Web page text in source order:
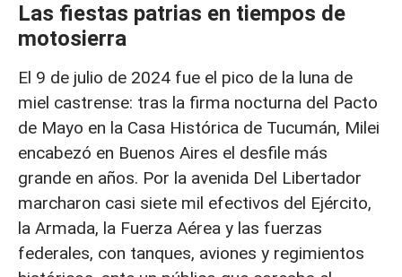
Las fiestas patrias en tiempos de
motosierra
El 9 de julio de 2024 fue el pico de la luna de
miel castrense: tras la firma nocturna del Pacto
de Mayo en la Casa Histórica de Tucumán, Milei
encabezó en Buenos Aires el desfile más
grande en años. Por la avenida Del Libertador
marcharon casi siete mil efectivos del Ejército,
la Armada, la Fuerza Aérea y las fuerzas
federales, con tanques, aviones y regimientos